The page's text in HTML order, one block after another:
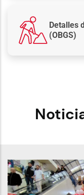
Detalles
(OBGS)